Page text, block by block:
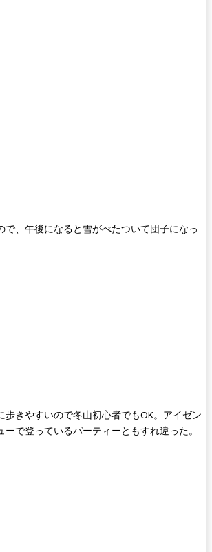
で、午後になると雪がべたついて団子になっ
歩きやすいので冬山初心者でもOK。アイゼン
ーで登っているパーティーともすれ違った。